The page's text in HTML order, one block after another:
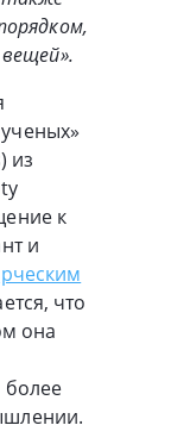
из
к
и
что
она
более